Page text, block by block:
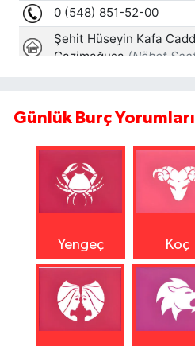
Günlük Burç Yorumları
Yengeç Koç